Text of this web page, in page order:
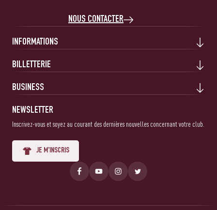
NOUS CONTACTER
INFORMATIONS
BILLETTERIE
BUSINESS
NEWSLETTER
Inscrivez-vous et soyez au courant des dernières nouvelles concernant votre club.
JE M'INSCRIS